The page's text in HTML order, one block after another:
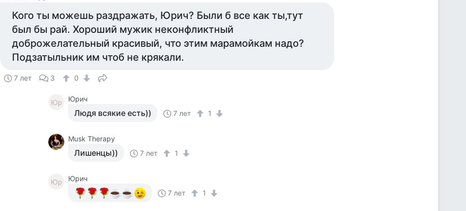
Кого ты можешь раздражать, Юрич? Были б все как ты,тут
был бы рай. Хороший мужик неконфликтный
доброжелательный красивый, что этим марамойкам надо?
Подзатыльник им чтоб не крякали.
7 лет 3 0
Юр Юрич
Людя всякие есть)) 7 лет 1
Musk Therapy
Лишенцы)) 7 лет 1
Юр
Юрич
7 лет
1